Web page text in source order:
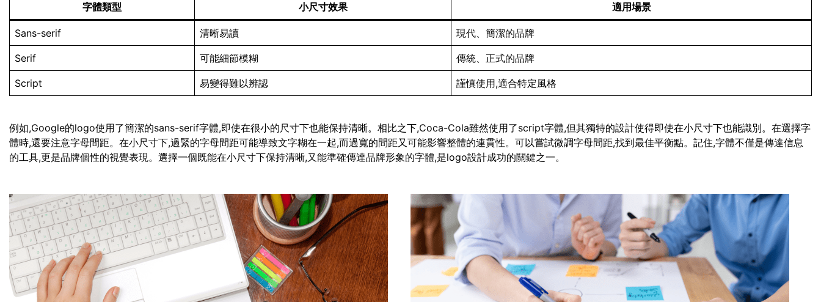
字體類型 小尺寸效果 適用場景
Sans-serif 清晰易讀 現代、簡潔的品牌
Serif 可能細節模糊 傳統、正式的品牌
Script 易變得難以辨認 謹慎使用,適合特定風格
例如,Google的logo使用了簡潔的sans-serif字體,即使在很小的尺寸下也能保持清晰。相比之下,Coca-Cola雖然使用了script字體,但其獨特的設計使得即使在小尺寸下也能識別。在選擇字
體時,還要注意字母間距。在小尺寸下,過緊的字母間距可能導致文字糊在一起,而過寬的間距又可能影響整體的連貫性。可以嘗試微調字母間距,找到最佳平衡點。記住,字體不僅是傳達信息
的工具,更是品牌個性的視覺表現。選擇一個既能在小尺寸下保持清晰,又能準確傳達品牌形象的字體,是logo設計成功的關鍵之一。